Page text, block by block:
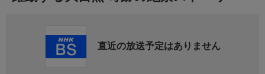
直近の放送予定はありません